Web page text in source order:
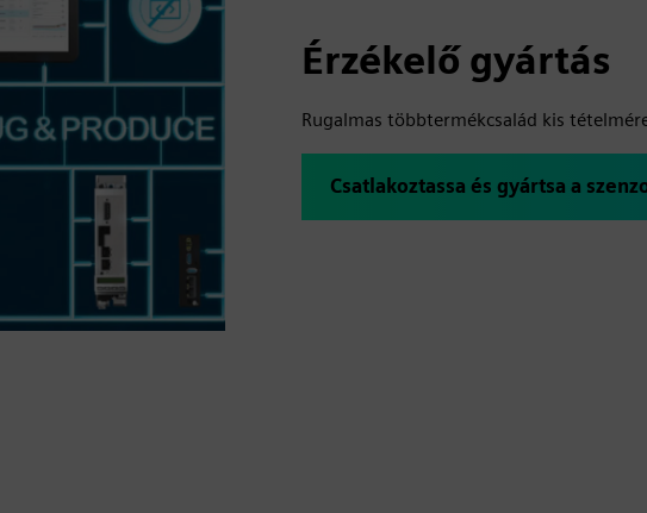
Érzékelő gyártás
Rugalmas többtermékcsalád kis
Csatlakoztassa és gyártsa a